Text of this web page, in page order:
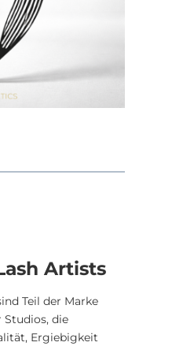
Artists
Teil der Marke
die
Ergiebigkeit